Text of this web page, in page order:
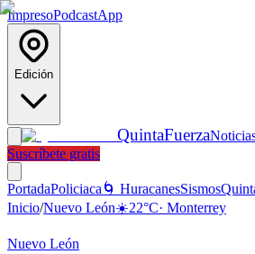
ImpresoPodcastApp
Edición
QuintaFuerza
Suscríbete gratis
PortadaPoliciaca 🌀 HuracanesSismos
Inicio/Nuevo León☀️22°C· Monterrey
Nuevo León